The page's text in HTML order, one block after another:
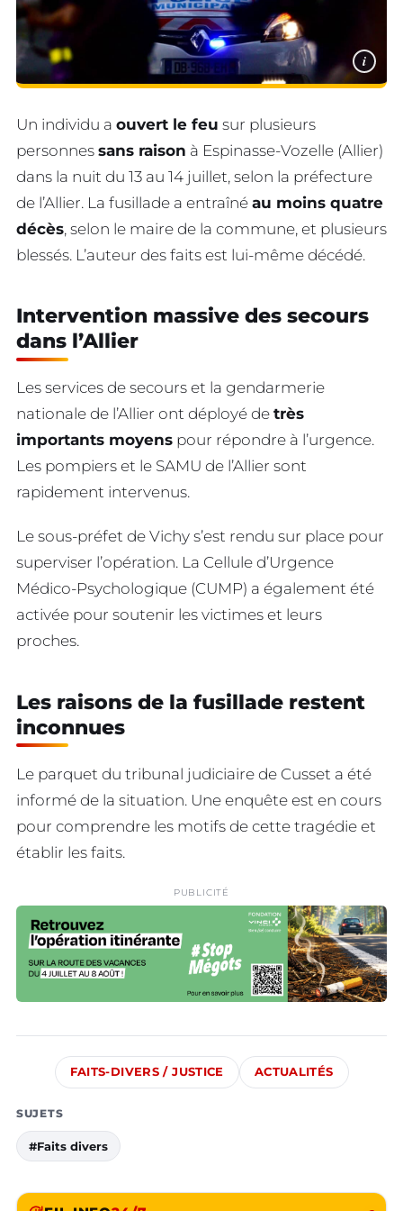
i
Un individu a ouvert le feu sur plusieurs
personnes sans raison à Espinasse-Vozelle (Allier)
dans la nuit du 13 au 14 juillet, selon la préfecture
de l’Allier. La fusillade a entraîné au moins quatre
décès, selon le maire de la commune, et plusieurs
blessés. L’auteur des faits est lui-même décédé.
Intervention massive des secours
dans l’Allier
Les services de secours et la gendarmerie
nationale de l’Allier ont déployé de très
importants moyens pour répondre à l’urgence.
Les pompiers et le SAMU de l’Allier sont
rapidement intervenus.
Le sous-préfet de Vichy s’est rendu sur place pour
superviser l’opération. La Cellule d’Urgence
Médico-Psychologique (CUMP) a également été
activée pour soutenir les victimes et leurs
proches.
Les raisons de la fusillade restent
inconnues
Le parquet du tribunal judiciaire de Cusset a été
informé de la situation. Une enquête est en cours
pour comprendre les motifs de cette tragédie et
établir les faits.
PUBLICITÉ
FAITS-DIVERS / JUSTICE ACTUALITÉS
SUJETS
#Faits divers